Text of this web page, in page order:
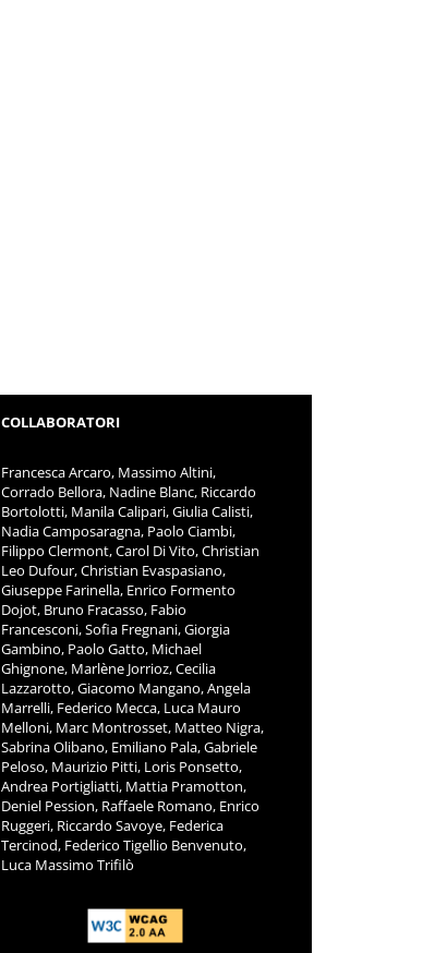
COLLABORATORI
Francesca Arcaro, Massimo Altini,
Corrado Bellora, Nadine Blanc, Riccardo
Bortolotti, Manila Calipari, Giulia Calisti,
Nadia Camposaragna, Paolo Ciambi,
Filippo Clermont, Carol Di Vito, Christian
Leo Dufour, Christian Evaspasiano,
Giuseppe Farinella, Enrico Formento
Dojot, Bruno Fracasso, Fabio
Francesconi, Sofia Fregnani, Giorgia
Gambino, Paolo Gatto, Michael
Ghignone, Marlène Jorrioz, Cecilia
Lazzarotto, Giacomo Mangano, Angela
Marrelli, Federico Mecca, Luca Mauro
Melloni, Marc Montrosset, Matteo Nigra,
Sabrina Olibano, Emiliano Pala, Gabriele
Peloso, Maurizio Pitti, Loris Ponsetto,
Andrea Portigliatti, Mattia Pramotton,
Deniel Pession, Raffaele Romano, Enrico
Ruggeri, Riccardo Savoye, Federica
Tercinod, Federico Tigellio Benvenuto,
Luca Massimo Trifilò